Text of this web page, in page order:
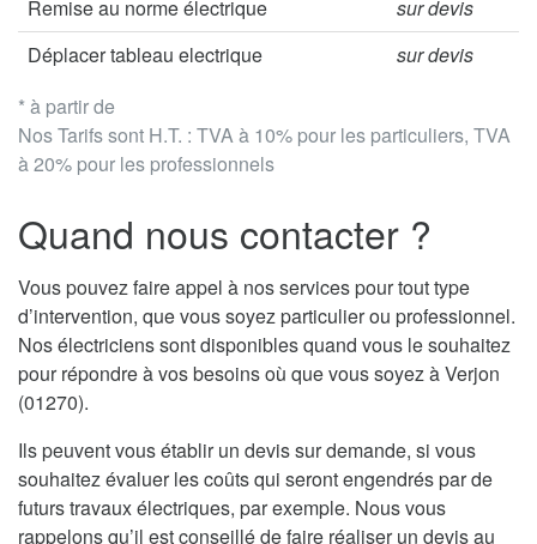
* à partir de
Nos Tarifs sont H.T. : TVA à 10% pour les particuliers, TVA
à 20% pour les professionnels
Remise au norme électrique
sur devis
Déplacer tableau electrique
sur devis
Quand nous contacter ?
Vous pouvez faire appel à nos services pour tout type
d’intervention, que vous soyez particulier ou professionnel.
Nos électriciens sont disponibles quand vous le souhaitez
pour répondre à vos besoins où que vous soyez à Verjon
(01270).
Ils peuvent vous établir un devis sur demande, si vous
souhaitez évaluer les coûts qui seront engendrés par de
futurs travaux électriques, par exemple. Nous vous
rappelons qu’il est conseillé de faire réaliser un devis au